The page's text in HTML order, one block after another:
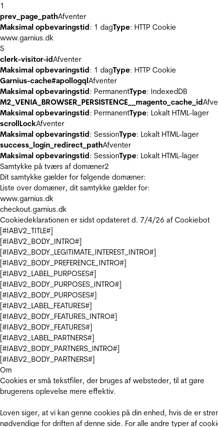
1
prev_page_pathAfventer
Maksimal opbevaringstid: 1 dagType: HTTP Cookie
www.garnius.dk
5
clerk-visitor-idAfventer
Maksimal opbevaringstid: 1 dagType: HTTP Cookie
Garnius-cache#apollogqlAfventer
Maksimal opbevaringstid: PermanentType: IndexedDB
M2_VENIA_BROWSER_PERSISTENCE__magento_cache_id
Maksimal opbevaringstid: PermanentType: Lokalt HTML-lager
scrollLockAfventer
Maksimal opbevaringstid: SessionType: Lokalt HTML-lager
success_login_redirect_pathAfventer
Maksimal opbevaringstid: SessionType: Lokalt HTML-lager
Samtykke på tværs af domæner2
Dit samtykke gælder for følgende domæner:
Liste over domæner, dit samtykke gælder for:
www.garnius.dk
checkout.garnius.dk
Cookiedeklarationen er sidst opdateret d. 7/4/26 af Cookiebot
[#IABV2_TITLE#]
[#IABV2_BODY_INTRO#]
[#IABV2_BODY_LEGITIMATE_INTEREST_INTRO#]
[#IABV2_BODY_PREFERENCE_INTRO#]
[#IABV2_LABEL_PURPOSES#]
[#IABV2_BODY_PURPOSES_INTRO#]
[#IABV2_BODY_PURPOSES#]
[#IABV2_LABEL_FEATURES#]
[#IABV2_BODY_FEATURES_INTRO#]
[#IABV2_BODY_FEATURES#]
[#IABV2_LABEL_PARTNERS#]
[#IABV2_BODY_PARTNERS_INTRO#]
[#IABV2_BODY_PARTNERS#]
Om
Cookies er små tekstfiler, der bruges af websteder, til at gøre
brugerens oplevelse mere effektiv.
Loven siger, at vi kan genne cookies på din enhed, hvis de er
nødvendige for driften af denne side. For alle andre typer af